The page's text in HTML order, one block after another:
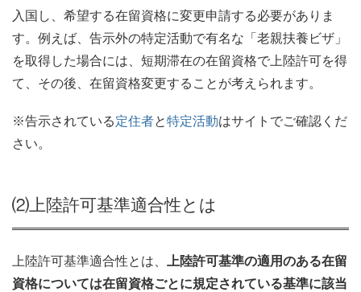
入国し、希望する在留資格に変更申請する必要がありま
す。例えば、告示外の特定活動で有名な「老親扶養ビザ」
を取得した場合には、短期滞在の在留資格で上陸許可を得
て、その後、在留資格変更することが考えられます。
※告示されている定住者と特定活動はサイトでご確認くだ
さい。
⑵上陸許可基準適合性とは
上陸許可基準適合性とは、
上陸許可基準の適用のある在留
資格については在留資格ごとに規定されている基準に該当